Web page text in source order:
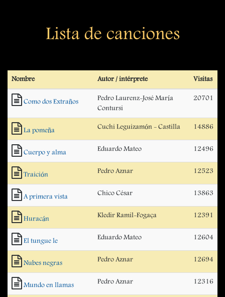
Lista de canciones
Nombre Autor / intérprete Visitas
Como dos Extraños
Pedro Laurenz-José María
Contursi
20701
La pomeña Cuchi Leguizamón - Castilla 14886
Cuerpo y alma Eduardo Mateo 12496
Traición Pedro Aznar 12523
A primera vista Chico César 13863
Huracán Kledir Ramil-Fogaça 12391
El tungue le Eduardo Mateo 12604
Nubes negras Pedro Aznar 12694
Mundo en llamas Pedro Aznar 12316